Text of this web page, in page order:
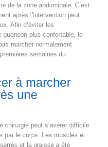
de la zone abdominale. C’est
après l’intervention peut
Afin d’éviter les
plus confortable, le
marcher normalement
semaines du
à marcher
une
chirurgie peut s’avérer difficile
par le corps. Les muscles et
et la graisse a été